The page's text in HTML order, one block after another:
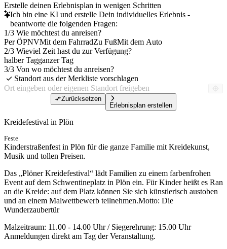
Erstelle deinen Erlebnisplan in wenigen Schritten
Ich bin eine KI und erstelle Dein individuelles Erlebnis -
beantworte die folgenden Fragen:
1/3 Wie möchtest du anreisen?
Per ÖPNVMit dem FahrradZu FußMit dem Auto
2/3 Wieviel Zeit hast du zur Verfügung?
halber Tagganzer Tag
3/3 Von wo möchtest du anreisen?
Standort aus der Merkliste vorschlagen
Zurücksetzen
Erlebnisplan erstellen
Kreidefestival in Plön
Feste
Kinderstraßenfest in Plön für die ganze Familie mit Kreidekunst,
Musik und tollen Preisen.
Das „Plöner Kreidefestival“ lädt Familien zu einem farbenfrohen
Event auf dem Schwentineplatz in Plön ein. Für Kinder heißt es Ran
an die Kreide: auf dem Platz können Sie sich künstlerisch austoben
und an einem Malwettbewerb teilnehmen.Motto: Die
Wunderzaubertür
Malzeitraum: 11.00 - 14.00 Uhr / Siegerehrung: 15.00 Uhr
Anmeldungen direkt am Tag der Veranstaltung.